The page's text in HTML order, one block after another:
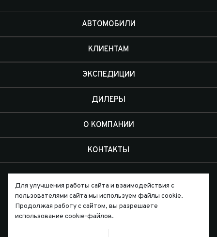
АВТОМОБИЛИ
КЛИЕНТАМ
ЭКСПЕДИЦИИ
ДИЛЕРЫ
О КОМПАНИИ
КОНТАКТЫ
Письмо директору
Для улучшения работы сайта и взаимодействия с
пользователями сайта мы используем файлы cookie.
Продолжая работу с сайтом, вы разрешаете
использование cookie-файлов.